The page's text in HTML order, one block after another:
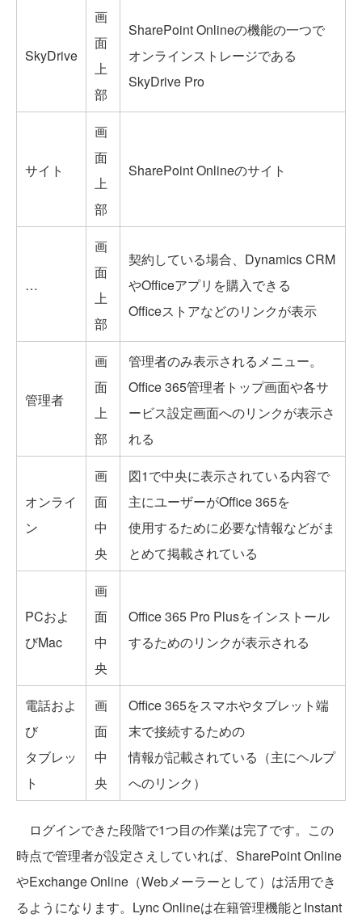
SkyDrive
画
面
上
部
SharePoint Onlineの機能の一つで
オンラインストレージである
SkyDrive Pro
サイト
画
面
上
部
SharePoint Onlineのサイト
…
画
面
上
部
契約している場合、Dynamics CRM
やOfficeアプリを購入できる
Officeストアなどのリンクが表示
管理者
画
面
上
部
管理者のみ表示されるメニュー。
Office 365管理者トップ画面や各サ
ービス設定画面へのリンクが表示さ
れる
オンライ
ン
画
面
中
央
図1で中央に表示されている内容で
主にユーザーがOffice 365を
使用するために必要な情報などがま
とめて掲載されている
PCおよ
びMac
画
面
中
央
Office 365 Pro Plusをインストール
するためのリンクが表示される
電話およ
び
タブレッ
ト
画
面
中
央
Office 365をスマホやタブレット端
末で接続するための
情報が記載されている（主にヘルプ
へのリンク）
ログインできた段階で1つ目の作業は完了です。この
時点で管理者が設定さえしていれば、SharePoint Online
やExchange Online（Webメーラーとして）は活用でき
るようになります。Lync Onlineは在籍管理機能とInstant